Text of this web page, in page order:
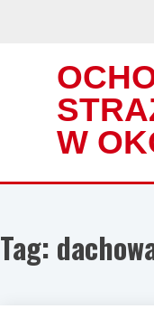
W
Tag: